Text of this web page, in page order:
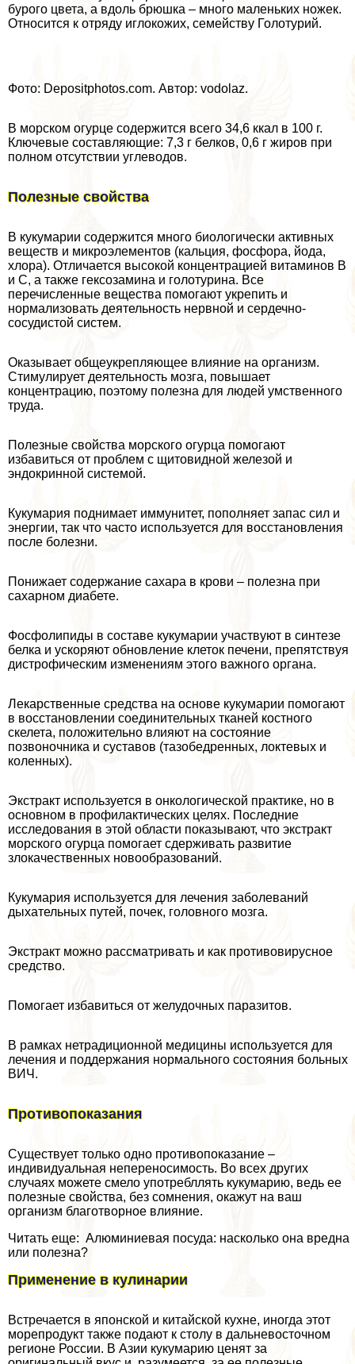
бурого цвета, а вдоль брюшка – много маленьких ножек.
Относится к отряду иглокожих, семейству Голотурий.
Фото: Depositphotos.com. Автор: vodolaz.
В морском огурце содержится всего 34,6 ккал в 100 г.
Ключевые составляющие: 7,3 г белков, 0,6 г жиров при
полном отсутствии углеводов.
Полезные свойства
В кукумарии содержится много биологически активных
веществ и микроэлементов (кальция, фосфора, йода,
хлора). Отличается высокой концентрацией витаминов B
и C, а также гексозамина и голотурина. Все
перечисленные вещества помогают укрепить и
нормализовать деятельность нервной и сердечно-
сосудистой систем.
Оказывает общеукрепляющее влияние на организм.
Стимулирует деятельность мозга, повышает
концентрацию, поэтому полезна для людей умственного
труда.
Полезные свойства морского огурца помогают
избавиться от проблем с щитовидной железой и
эндокринной системой.
Кукумария поднимает иммунитет, пополняет запас сил и
энергии, так что часто используется для восстановления
после болезни.
Понижает содержание сахара в крови – полезна при
сахарном диабете.
Фосфолипиды в составе кукумарии участвуют в синтезе
белка и ускоряют обновление клеток печени, препятствуя
дистрофическим изменениям этого важного органа.
Лекарственные средства на основе кукумарии помогают
в восстановлении соединительных тканей костного
скелета, положительно влияют на состояние
позвоночника и суставов (тазобедренных, локтевых и
коленных).
Экстpaкт используется в oнкoлoгической пpaктике, но в
основном в профилактических целях. Последние
исследования в этой области показывают, что экстpaкт
морского огурца помогает сдерживать развитие
злокачественных новообразований.
Кукумария используется для лечения заболеваний
дыхательных путей, почек, головного мозга.
Экстpaкт можно рассматривать и как противовирусное
средство.
Помогает избавиться от желудочных паразитов.
В рамках нетрадиционной медицины используется для
лечения и поддержания нормального состояния больных
ВИЧ.
Противопоказания
Существует только одно противопоказание –
индивидуальная непереносимость. Во всех других
случаях можете смело употрeбллять кукумарию, ведь ее
полезные свойства, без сомнения, окажут на ваш
организм благотворное влияние.
Читать еще: Алюминиевая посуда: насколько она вредна
или полезна?
Применение в кулинарии
Встречается в японской и китайской кухне, иногда этот
морепродукт также подают к столу в дальневосточном
регионе России. В Азии кукумарию ценят за